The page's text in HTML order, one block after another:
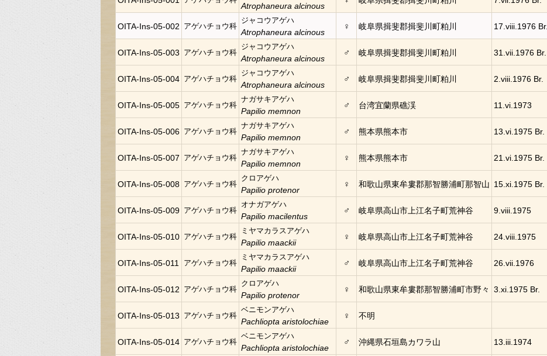
Atrophaneura alcinous
OITA-Ins-05-002 アゲハチョウ科
ジャコウアゲハ
Atrophaneura alcinous
♀ 岐阜県揖斐郡揖斐川町粕川 17.viii.1976 Br.
OITA-Ins-05-003 アゲハチョウ科
ジャコウアゲハ
Atrophaneura alcinous
♂ 岐阜県揖斐郡揖斐川町粕川 31.vii.1976 Br.
OITA-Ins-05-004 アゲハチョウ科
ジャコウアゲハ
Atrophaneura alcinous
♂ 岐阜県揖斐郡揖斐川町粕川 2.viii.1976 Br.
OITA-Ins-05-005 アゲハチョウ科
ナガサキアゲハ
Papilio memnon
♂ 台湾宜蘭県礁渓 11.vi.1973
OITA-Ins-05-006 アゲハチョウ科
ナガサキアゲハ
Papilio memnon
♂ 熊本県熊本市 13.vi.1975 Br.
OITA-Ins-05-007 アゲハチョウ科
ナガサキアゲハ
Papilio memnon
♀ 熊本県熊本市 21.vi.1975 Br.
OITA-Ins-05-008 アゲハチョウ科
クロアゲハ
Papilio protenor
♀ 和歌山県東牟婁郡那智勝浦町那智山 15.xi.1975 Br.
OITA-Ins-05-009 アゲハチョウ科
オナガアゲハ
Papilio macilentus
♂ 岐阜県高山市上江名子町荒神谷 9.viii.1975
OITA-Ins-05-010 アゲハチョウ科
ミヤマカラスアゲハ
Papilio maackii
♀ 岐阜県高山市上江名子町荒神谷 24.viii.1975
OITA-Ins-05-011 アゲハチョウ科
ミヤマカラスアゲハ
Papilio maackii
♂ 岐阜県高山市上江名子町荒神谷 26.vii.1976
OITA-Ins-05-012 アゲハチョウ科
クロアゲハ
Papilio protenor
♀ 和歌山県東牟婁郡那智勝浦町市野々 3.xi.1975 Br.
OITA-Ins-05-013 アゲハチョウ科
ベニモンアゲハ
Pachliopta aristolochiae
♀ 不明
OITA-Ins-05-014 アゲハチョウ科
ベニモンアゲハ
Pachliopta aristolochiae
♂ 沖縄県石垣島カワラ山 13.iii.1974